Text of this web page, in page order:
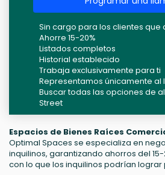
Sin cargo para los clientes que
Ahorre 15-20%
Listados completos
Historial establecido
Trabaja exclusivamente para ti
Representamos únicamente al
Buscar todas las opciones de
Street
Espacios de Bienes Raíces
Optimal Spaces se especializa en
inquilinos, garantizando ahorros del
con lo que los inquilinos podrían lograr